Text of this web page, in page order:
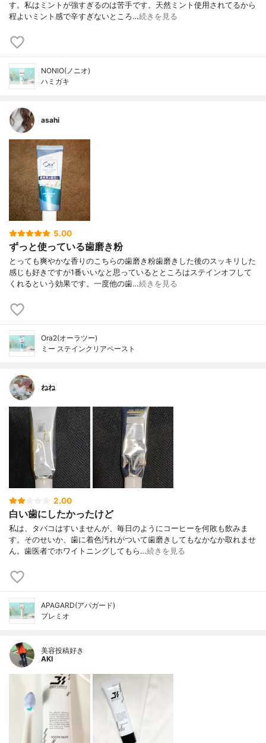
す。私はミントが強すぎるのは苦手です。天然ミント使用されてるから
程よいミント感で辛すぎないところ…続きを見る
NONIO(ノニオ)
ハミガキ
asahi
5.00
ずっと使っている歯磨き粉
とっても爽やかな香りのこちらの歯磨き粉歯磨きした後のスッキリした
感じも好きですが1番いいなと思っているとところはステインオフして
くれるという効果です。一度他の歯…続きを見る
Ora2(オーラツー)
ミー ステインクリアペースト
ねね
2.00
白い歯にしたかったけど
私は、タバコはすいませんが、毎日のようにコーヒーを何敗も飲みま
す。そのせいか、歯に着色汚れがついて歯磨きしてもなかなか取れませ
ん。歯医者でホワイトニングしてもら…続きを見る
APAGARD(アパガード)
プレミオ
美容投稿好き
AKI